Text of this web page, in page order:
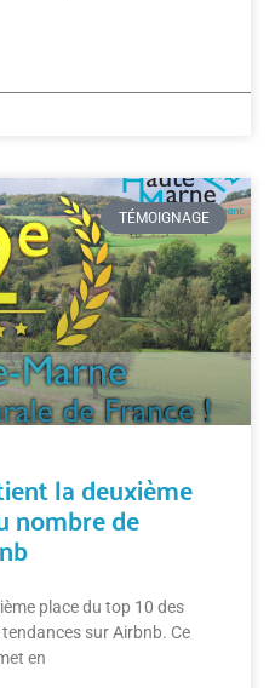
TÉMOIGNAGE
la deuxième
nombre de
place du top 10 des
sur Airbnb. Ce
en